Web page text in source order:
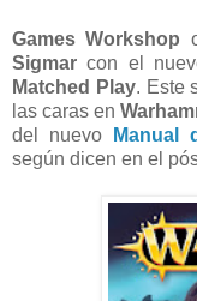
Games Workshop
Sigmar con el
Matched Play. Este
las caras en
del nuevo
Manual
según dicen en el